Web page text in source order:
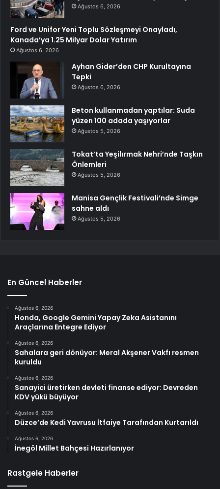
Ağustos 6, 2026
Ford ve Unifor Yeni Toplu Sözleşmeyi Onayladı,
Kanada’ya 1.25 Milyar Dolar Yatırım
Ağustos 6, 2026
Ayhan Gider’den CHP Kurultayına
Tepki
Ağustos 6, 2026
Beton kullanmadan yaptılar: Suda
yüzen 100 adada yaşıyorlar
Ağustos 5, 2026
Tokat’ta Yeşilırmak Nehri’nde Taşkın
Önlemleri
Ağustos 5, 2026
Manisa Gençlik Festivali’nde Simge
sahne aldı
Ağustos 5, 2026
En Güncel Haberler
Ağustos 6, 2026
Honda, Google Gemini Yapay Zeka Asistanını
Araçlarına Entegre Ediyor
Ağustos 6, 2026
Sahalara geri dönüyor: Meral Akşener Vakfı resmen
kuruldu
Ağustos 6, 2026
Sanayici üretirken devleti finanse ediyor: Devreden
KDV yükü büyüyor
Ağustos 6, 2026
Düzce’de Kedi Yavrusu İtfaiye Tarafından Kurtarıldı
Ağustos 6, 2026
İnegöl Millet Bahçesi Hazırlanıyor
Rastgele Haberler